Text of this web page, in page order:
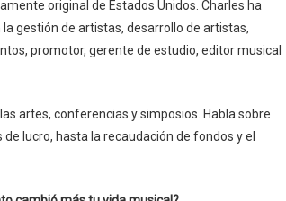
original de Estados Unidos. Charles ha
gestión de artistas, desarrollo de artistas,
promotor, gerente de estudio, editor musical
artes, conferencias y simposios. Habla sobre
lucro, hasta la recaudación de fondos y el